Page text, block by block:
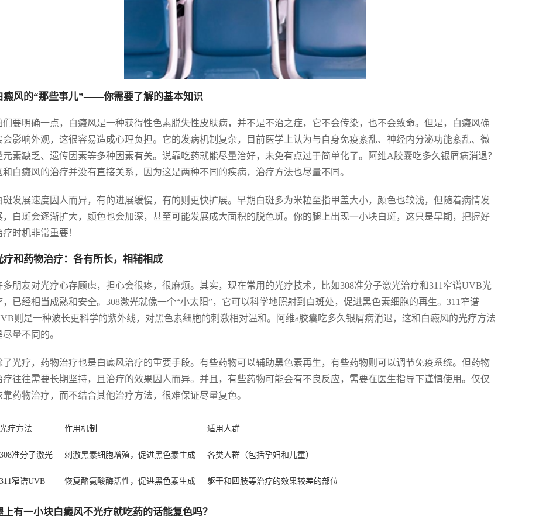
癜风的“那些事儿”——你需要了解的基本知识
们要明确一点，白癜风是一种获得性色素脱失性皮肤病，并不是不治之症，它不会传染，也不会致命。但是，白癜风确
会影响外观，这很容易造成心理负担。它的发病机制复杂，目前医学上认为与自身免疫紊乱、神经内分泌功能紊乱、微
元素缺乏、遗传因素等多种因素有关。说靠吃药就能尽量治好，未免有点过于简单化了。阿维A胶囊吃多久银屑病消退？
和白癜风的治疗并没有直接关系，因为这是两种不同的疾病，治疗方法也尽量不同。
斑发展速度因人而异，有的进展缓慢，有的则更快扩展。早期白斑多为米粒至指甲盖大小，颜色也较浅，但随着病情发
，白斑会逐渐扩大，颜色也会加深，甚至可能发展成大面积的脱色斑。你的腿上出现一小块白斑，这只是早期，把握好
疗时机非常重要！
疗和药物治疗：各有所长，相辅相成
多朋友对光疗心存顾虑，担心会很疼，很麻烦。其实，现在常用的光疗技术，比如308准分子激光治疗和311窄谱UVB光
，已经相当成熟和安全。308激光就像一个“小太阳”，它可以科学地照射到白斑处，促进黑色素细胞的再生。311窄谱
则是一种波长更科学的紫外线，对黑色素细胞的刺激相对温和。阿维a胶囊吃多久银屑病消退，这和白癜风的光疗方法
尽量不同的。
了光疗，药物治疗也是白癜风治疗的重要手段。有些药物可以辅助黑色素再生，有些药物则可以调节免疫系统。但药物
疗往往需要长期坚持，且治疗的效果因人而异。并且，有些药物可能会有不良反应，需要在医生指导下谨慎使用。仅仅
靠药物治疗，而不结合其他治疗方法，很难保证尽量复色。
光疗方法 作用机制 适用人群
308准分子激光 刺激黑素细胞增殖，促进黑色素生成 各类人群（包括孕妇和儿童）
311窄谱UVB 恢复酪氨酸酶活性，促进黑色素生成 躯干和四肢等治疗的效果较差的部位
上有一小块白癜风不光疗就吃药的话能复色吗？